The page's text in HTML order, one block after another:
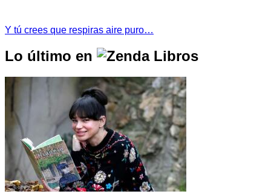
Y tú crees que respiras aire puro…
Lo último en